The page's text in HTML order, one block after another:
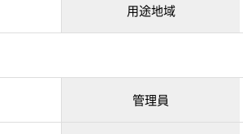
用途地域
管理員